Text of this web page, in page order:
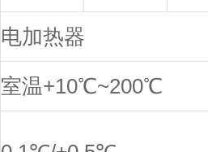
电加热器
室温+10℃~200℃